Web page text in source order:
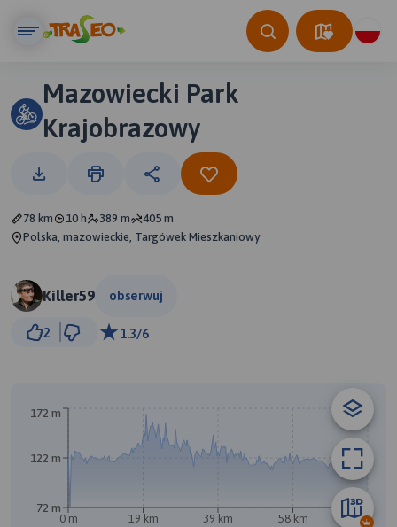
Mazowiecki Park
Krajobrazowy
78 km 10 h 389 m
405 m
Polska, mazowieckie, Targówek Mieszkaniowy
Killer59 obserwuj
2 1.3/6
0 m 19 km 39 km 58 km 78 km
72 m
122 m
172 m